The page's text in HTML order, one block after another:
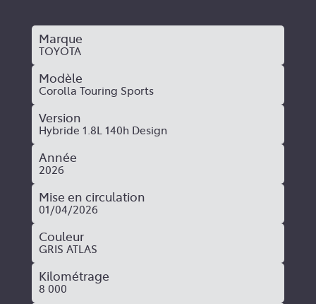
Marque
TOYOTA
Modèle
Corolla Touring Sports
Version
Hybride 1.8L 140h Design
Année
2026
Mise en circulation
01/04/2026
Couleur
GRIS ATLAS
Kilométrage
8 000